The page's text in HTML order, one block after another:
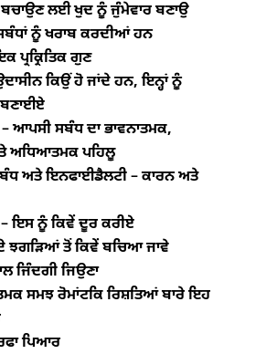
ਲਈ ਖੁਦ ਨੂੰ ਜੁੰਮੇਵਾਰ ਬਣਾਉ
ਨੂੰ ਖਰਾਬ ਕਰਦੀਆਂ ਹਨ
ਪ੍ਰਕ੍ਰਿਤਿਕ ਗੁਣ
ਕਿਉਂ ਹੋ ਜਾਂਦੇ ਹਨ, ਇਨ੍ਹਾਂ ਨੂੰ
ਆਪਸੀ ਸਬੰਧ ਦਾ ਭਾਵਨਾਤਮਕ,
ਅਧਿਆਤਮਕ ਪਹਿਲੂ
ਅਤੇ ਇਨਫਾਈਡੈਲਟੀ – ਕਾਰਨ ਅਤੇ
– ਇਸ ਨੂੰ ਕਿਵੇਂ ਦੂਰ ਕਰੀਏ
ਝਗੜਿਆਂ ਤੋਂ ਕਿਵੇਂ ਬਚਿਆ ਜਾਵੇ
ਜਿੰਦਗੀ ਜਿਉਣਾ
ਸਮਝ ਰੋਮਾਂਟਕਿ ਰਿਸ਼ਤਿਆਂ ਬਾਰੇ ਇਹ
ਪਿਆਰ